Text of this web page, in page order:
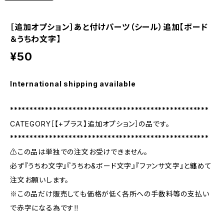
［追加オプション］あと付けパーツ（シール）追加【ボード
＆うちわ文字】
¥50
International shipping available
***************************************************
CATEGORY［【+プラス】追加オプション］の品です。
***************************************************
⚠️この品は単独での注文お受けできません。
必ず『うちわ文字』『うちわ&ボード文字』『ファンサ文字』と纏めて
注文お願いします。
※この品だけ販売しても価格が低く各所への手数料等の支払い
で赤字になる為です‼️